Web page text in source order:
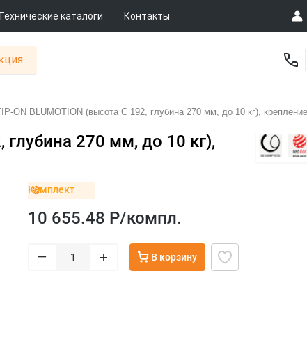
каталоги Контакты
ON BLUMOTION (высота C 192, глубина 270 мм, до 10 кг),
глубина 270 мм, до 10 кг),
Комплект
10 655.48 Р/компл.
– + В корзину